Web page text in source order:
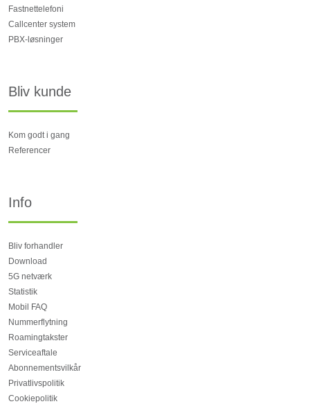
Fastnettelefoni
Callcenter system
PBX-løsninger
Bliv kunde
Kom godt i gang
Referencer
Info
Bliv forhandler
Download
5G netværk
Statistik
Mobil FAQ
Nummerflytning
Roamingtakster
Serviceaftale
Abonnementsvilkår
Privatlivspolitik
Cookiepolitik